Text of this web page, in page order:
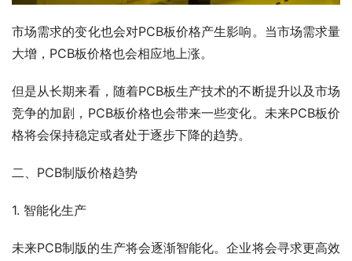
市场需求的变化也会对PCB板价格产生影响。当市场需求量
大增，PCB板价格也会相应地上涨。
但是从长期来看，随着PCB板生产技术的不断提升以及市场
竞争的加剧，PCB板价格也会带来一些变化。未来PCB板价
格将会保持稳定或者处于逐步下降的趋势。
二、PCB制版价格趋势
1. 智能化生产
未来PCB制版的生产将会逐渐智能化。企业将会寻求更高效